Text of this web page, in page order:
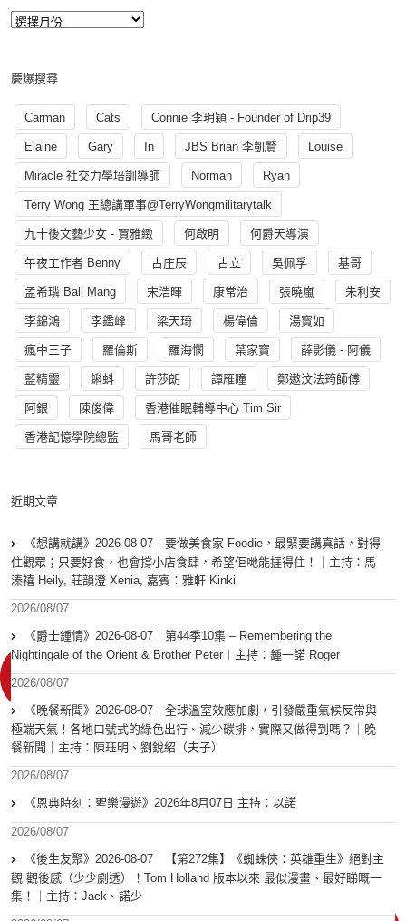
慶爆搜尋
Carman Cats Connie 李玥穎 - Founder of Drip39
Elaine Gary In JBS Brian 李凱賢 Louise
Miracle 社交力學培訓導師 Norman Ryan
Terry Wong 王總講軍事@TerryWongmilitarytalk
九十後文藝少女 - 賈雅緻 何啟明 何爵天導演
午夜工作者 Benny 古庄辰 古立 吳佩孚 基哥
孟希璘 Ball Mang 宋浩暉 康常治 張曉嵐 朱利安
李錦鴻 李鑑峰 梁天琦 楊偉倫 湯寳如
瘋中三子 羅倫斯 羅海憫 葉家寶 薛影儀 - 阿儀
藍精靈 蝌蚪 許莎朗 譚雁瞳 鄭遨汶法筠師傅
阿銀 陳俊偉 香港催眠輔導中心 Tim Sir
香港記憶學院總監 馬哥老師
近期文章
《想講就講》2026-08-07｜要做美食家 Foodie，最緊要講真話，對得
住觀眾；只要好食，也會撐小店食肆，希望佢哋能捱得住！｜主持：馬
溱禧 Heily, 莊韻澄 Xenia, 嘉賓：雅軒 Kinki
2026/08/07
《爵士鍾情》2026-08-07︱第44季10集 – Remembering the
Nightingale of the Orient & Brother Peter︱主持：鍾一諾 Roger
2026/08/07
《晚餐新聞》2026-08-07｜全球溫室效應加劇，引發嚴重氣候反常與
極端天氣！各地口號式的綠色出行、減少碳排，實際又做得到嗎？｜晚
餐新聞｜主持：陳珏明、劉銳紹（夫子）
2026/08/07
《恩典時刻：聖樂漫遊》2026年8月07日 主持：以諾
2026/08/07
《後生友聚》2026-08-07︱【第272集】《蜘蛛俠：英雄重生》絕對主
觀 觀後感（少少劇透）！Tom Holland 版本以來 最似漫畫、最好睇嘅一
集！｜主持：Jack、諾少